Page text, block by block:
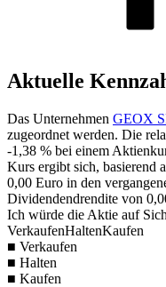
Aktuelle
Das Unternehmen GEOX
zugeordnet werden. Die
-1,38 % bei einem
Kurs ergibt sich, basierend
0,00 Euro in den
Dividendendrendite von
Ich würde die Aktie auf
VerkaufenHaltenKaufen
■ Verkaufen
■ Halten
■ Kaufen